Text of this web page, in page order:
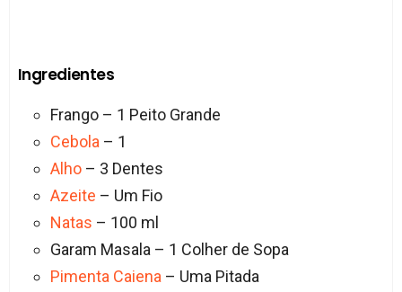
Ingredientes
Frango – 1 Peito Grande
Cebola – 1
Alho– 3 Dentes
Azeite – Um Fio
Natas – 100 ml
Garam Masala – 1 Colher de Sopa
Pimenta Caiena – Uma Pitada